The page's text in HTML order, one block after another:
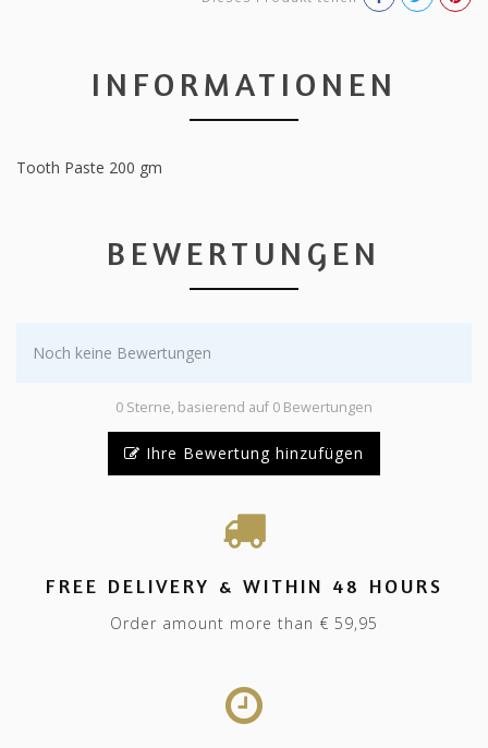
INFORMATIONEN
Tooth Paste 200 gm
BEWERTUNGEN
Noch keine Bewertungen
0 Sterne, basierend auf 0 Bewertungen
Ihre Bewertung hinzufügen
FREE DELIVERY & WITHIN 48 HOURS
Order amount more than € 59,95